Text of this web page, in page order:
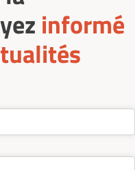
(ménage,
de logement ou
informé